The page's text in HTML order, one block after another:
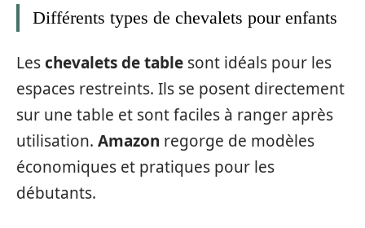
Différents types de chevalets pour enfants
Leschevalets de table sont idéals pour les
espaces restreints. Ils se posent directement
sur une table et sont faciles à ranger après
utilisation. Amazon regorge de modèles
économiques et pratiques pour les
débutants.